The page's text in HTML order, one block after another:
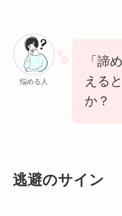
悩める人
「諦
える
か？
逃避のサイン